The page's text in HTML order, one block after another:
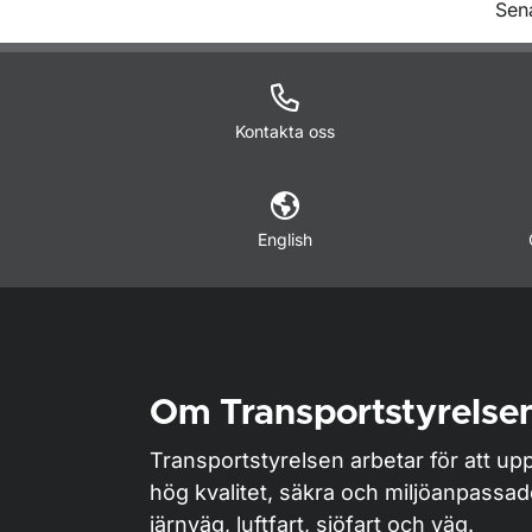
Kontakta oss
English
Om
Transportstyrelsen arbetar för att
hög kvalitet, säkra och
järnväg, luftfart, sjöfart och väg.